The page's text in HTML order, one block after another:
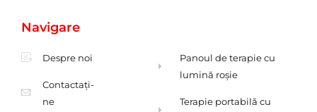
r
a
o
k
Navigare
Despre noi
Contactaţi-
ne
Panoul de terapie cu
lumină roșie
Terapie portabilă cu